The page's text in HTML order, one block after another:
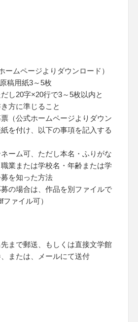
ームページよりダウンロード）
稿用紙3～5枚
し20字×20行で3～5枚以内と
方に準じること
（公式ホームページよりダウン
を付け、以下の事項を記入する
ーム可、ただし本名・ふりがな
業または学校名・年齢または学
を知った方法
の場合は、作品を別ファイルで
ァイル可）
まで郵送、もしくは直接文学館
または、メールにて送付